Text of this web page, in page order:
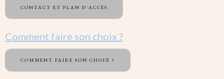
CONTACT ET PLAN D'ACCÈS
Comment faire son choix ?
COMMENT FAIRE SON CHOIX ?